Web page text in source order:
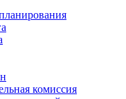
комиссия